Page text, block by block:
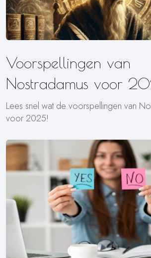
Voorspellingen van
Nostradamus voor
Lees snel wat de voorspellingen van
voor 2025!